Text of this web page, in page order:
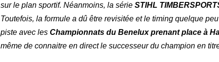
sur le plan sportif. Néanmoins, la série STIHL
Toutefois, la formule a dû être revisitée et le timing quelque
piste avec les Championnats du Benelux prenant place à
même de connaitre en direct le successeur du champion en